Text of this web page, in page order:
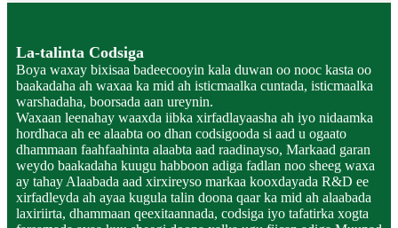
La-talinta Codsiga
Boya waxay bixisaa badeecooyin kala duwan oo nooc kasta oo
baakadaha ah waxaa ka mid ah isticmaalka cuntada, isticmaalka
warshadaha, boorsada aan ureynin.
Waxaan leenahay waaxda iibka xirfadlayaasha ah iyo nidaamka
hordhaca ah ee alaabta oo dhan codsigooda si aad u ogaato
dhammaan faahfaahinta alaabta aad raadinayso, Markaad garan
weydo baakadaha kuugu habboon adiga fadlan noo sheeg waxa
ay tahay Alaabada aad xirxireyso markaa kooxdayada R&D ee
xirfadleyda ah ayaa kugula talin doona qaar ka mid ah alaabada
laxiriirta, dhammaan qeexitaannada, codsiga iyo tafatirka xogta